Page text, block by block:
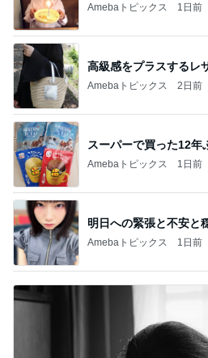
Amebaトピックス 1日前
高級感をプラスするレ
Amebaトピックス 2日前
スーパーで買った12年
Amebaトピックス 1日前
明日への緊張と不安と
Amebaトピックス 1日前